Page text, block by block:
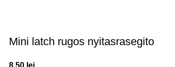
Mini latch rugos nyitasrasegito
8,50 lei